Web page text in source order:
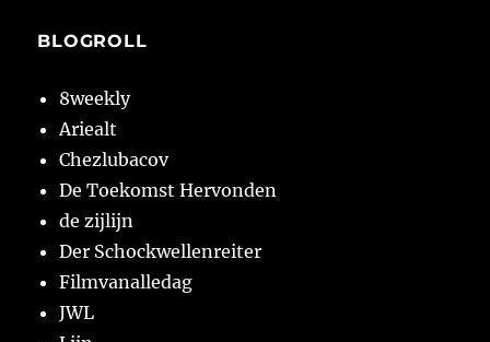
BLOGROLL
8weekly
Ariealt
Chezlubacov
De Toekomst Hervonden
de zijlijn
Der Schockwellenreiter
Filmvanalledag
JWL